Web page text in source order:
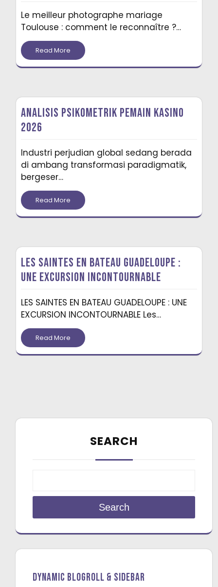
Le meilleur photographe mariage
Toulouse : comment le reconnaître ?…
Read More
Analisis Psikometrik Pemain Kasino
2026
Industri perjudian global sedang berada
di ambang transformasi paradigmatik,
bergeser…
Read More
LES SAINTES EN BATEAU GUADELOUPE :
UNE EXCURSION INCONTOURNABLE
LES SAINTES EN BATEAU GUADELOUPE : UNE
EXCURSION INCONTOURNABLE Les…
Read More
SEARCH
Search
Dynamic Blogroll & Sidebar